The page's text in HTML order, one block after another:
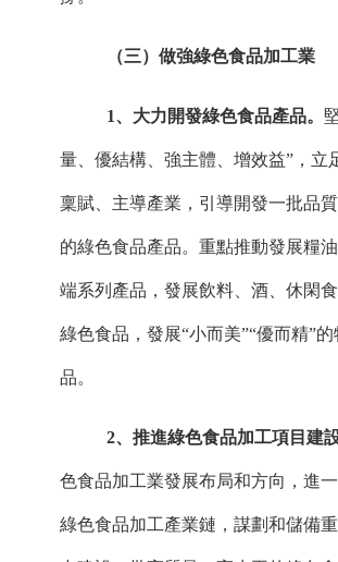
（三）做強綠色食品加工業
1、大力開發綠色食品產品。
量、優結構、強主體、增效益”，立
稟賦、主導產業，引導開發一批品
的綠色食品產品。重點推動發展糧
端系列產品，發展飲料、酒、休閑
綠色食品，發展“小而美”“優而精”
品。
2、推進綠色食品加工項目建設
色食品加工業發展布局和方向，進
綠色食品加工產業鏈，謀劃和儲備